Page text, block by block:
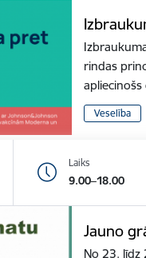
rindas
Veselība
Laiks
9.00–18.00
Jauno
No 23. līdz